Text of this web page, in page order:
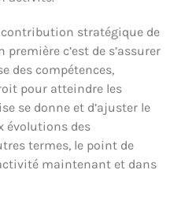
contribution stratégique de
c’est de s’assurer
des compétences,
pour atteindre les
se donne et d’ajuster le
évolutions des
termes, le point de
maintenant et dans